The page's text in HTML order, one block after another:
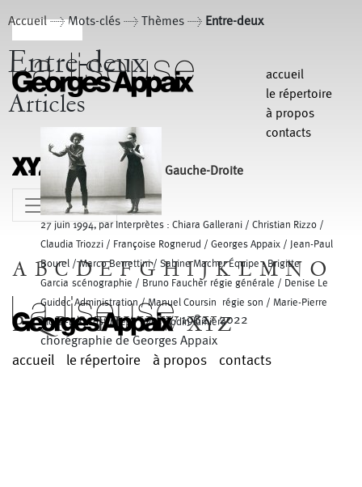
accueil
le répertoire
à propos
contacts
MENU
A B C D E F G H I J K L M N O
P Q R S T U V W XYZ
Accueil> Mots-clés > Thèmes > Entre-deux
Entre-deux
Articles
Gauche-Droite
27 juin 1994, par Interprètes : Chiara Gallerani / Christian Rizzo /
Claudia Triozzi / Françoise Rognerud / Georges Appaix / Jean-Paul
Bourel / Marco Berrettini / Sabine Macher Équipe : Brigitte
Garcia scénographie / Bruno Faucher régie générale / Denise Le
Guidec Administration / Manuel Coursin régie son / Marie-Pierre
Morel-Lab costumes / Yves Godin lumière
chorégraphie de Georges Appaix
1982 - 2022
accueil le répertoire à propos contacts